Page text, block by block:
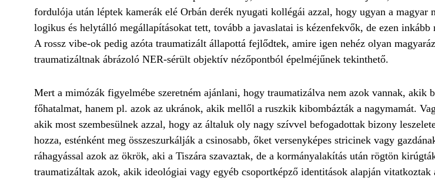
fordulója után léptek kamerák elé Orbán derék nyugati kollégái azzal, hogy ugyan a
logikus és helytálló megállapításokat tett, tovább a javaslatai is kézenfekvők, de ezen
A rossz vibe-ok pedig azóta traumatizált állapottá fejlődtek, amire igen nehéz olyan
traumatizáltnak ábrázoló NER-sérült objektív nézőpontból épelméjűnek tekinthető.
Mert a mimózák figyelmébe szeretném ajánlani, hogy traumatizálva nem azok vannak, akik
főhatalmat, hanem pl. azok az ukránok, akik mellől a ruszkik kibombázták a nagymamát.
akik most szembesülnek azzal, hogy az általuk oly nagy szívvel befogadottak bizony
hozza, esténként meg összeszurkálják a csinosabb, őket versenyképes stricinek vagy
ráhagyással azok az ökrök, aki a Tiszára szavaztak, de a kormányalakítás után rögtön
traumatizáltak azok, akik ideológiai vagy egyéb csoportképző identitások alapján vitatkoztak